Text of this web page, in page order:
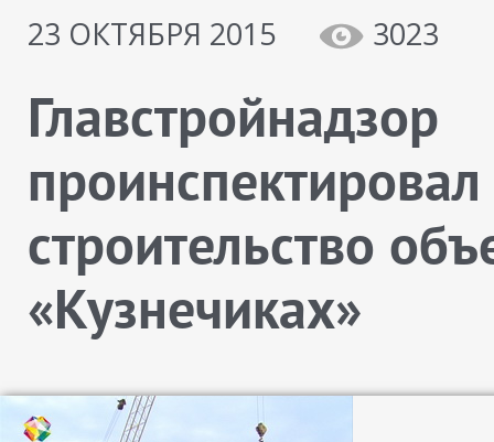
23 ОКТЯБРЯ 2015
3023
Главстройнадзор
проинспектировал
строительство
«Кузнечиках»